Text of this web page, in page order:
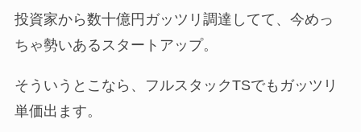
投資家から数十億円ガッツリ調達してて、今めっ
ちゃ勢いあるスタートアップ。
そういうとこなら、フルスタックTSでもガッツリ
単価出ます。